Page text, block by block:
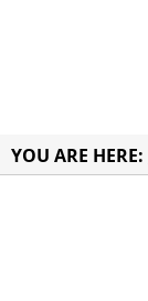
YOU ARE HERE: